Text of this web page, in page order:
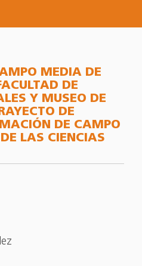
MEDIA DE
DE
Y MUSEO DE
DE
DE CAMPO
LAS CIENCIAS